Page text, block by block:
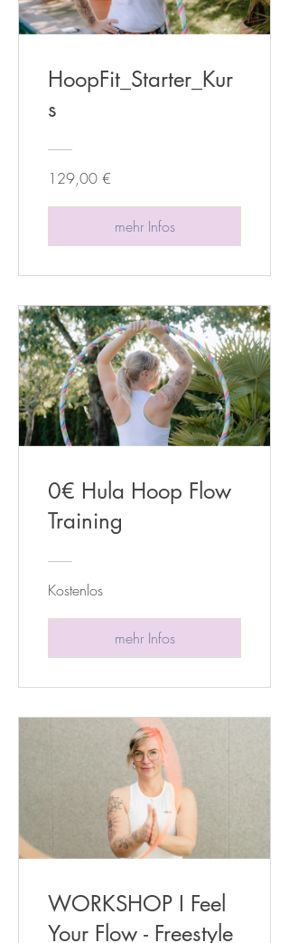
HoopFit_Starter_Kur
s
129,00 €
mehr Infos
0€ Hula Hoop Flow
Training
Kostenlos
mehr Infos
WORKSHOP I Feel
Your Flow - Freestyle